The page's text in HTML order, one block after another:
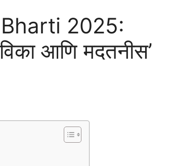
2025:
आणि मदतनीस’